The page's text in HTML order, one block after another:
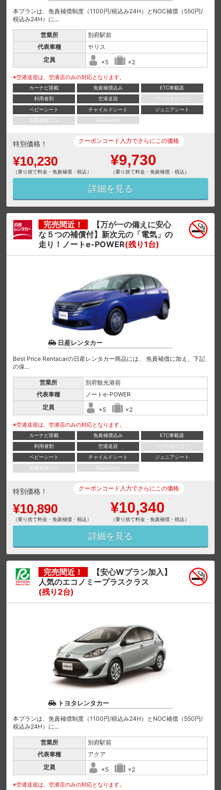
本プランは、免責補償制度（1100円/税込み24H）とNOC補償（550円/
税込み24H）に...
営業所
別府駅前
代表車種
ヤリス
定員
×5 ×2
※空港送迎は、空港店のみの対応となります。
カーナビ搭載 免責補償込み
ETC車載器
利用者割
空港送迎
バックモニター
ベビーシート
チャイルドシート
ジュニアシート
免責補償フル
Bluetooth
特別価格！
¥10,230
（乗り捨て料金・免責補償・税込）
クーポンコード入力でさらにこの価格
¥9,730
（乗り捨て料金・免責補償・税込）
詳細を見る
完売間近！
【万が一の備えに安心
な５つの補償付】新次元の「電気」の
走り！ノートe-POWER(残り1台)
日産レンタカー
Best Price Rentacarの日産レンタカー商品には、 免責補償に加え、下記
の保...
営業所
別府観光港前
代表車種
ノートe-POWER
定員
×5 ×2
※空港送迎は、空港店のみの対応となります。
カーナビ搭載 免責補償込み
ETC車載器
利用者割
空港送迎
バックモニター
ベビーシート
チャイルドシート
ジュニアシート
免責補償フル
Bluetooth
特別価格！
¥10,890
（乗り捨て料金・免責補償・税込）
クーポンコード入力でさらにこの価格
¥10,340
（乗り捨て料金・免責補償・税込）
詳細を見る
完売間近！
【安心Wプラン加入】
人気のエコノミープラスクラス
(残り2台)
トヨタレンタカー
本プランは、免責補償制度（1100円/税込み24H）とNOC補償（550円/
税込み24H）に...
営業所
別府駅前
代表車種
アクア
定員
×5 ×2
※空港送迎は、空港店のみの対応となります。